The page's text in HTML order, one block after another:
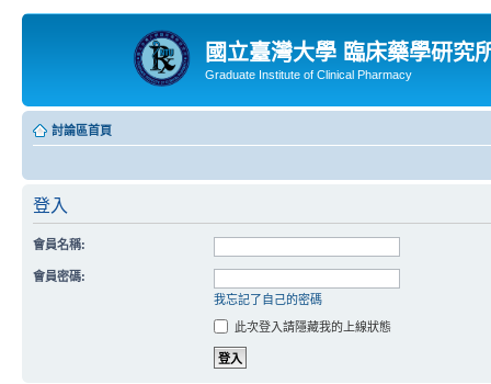
國立臺灣大學 臨床藥學研究
Graduate Institute of Clinical Pharmacy
討論區首頁
登入
會員名稱:
會員密碼:
我忘記了自己的密碼
此次登入請隱藏我的上線狀態